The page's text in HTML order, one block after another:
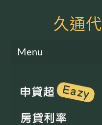
久通
Menu
土地二胎申貸
房屋二胎申貸